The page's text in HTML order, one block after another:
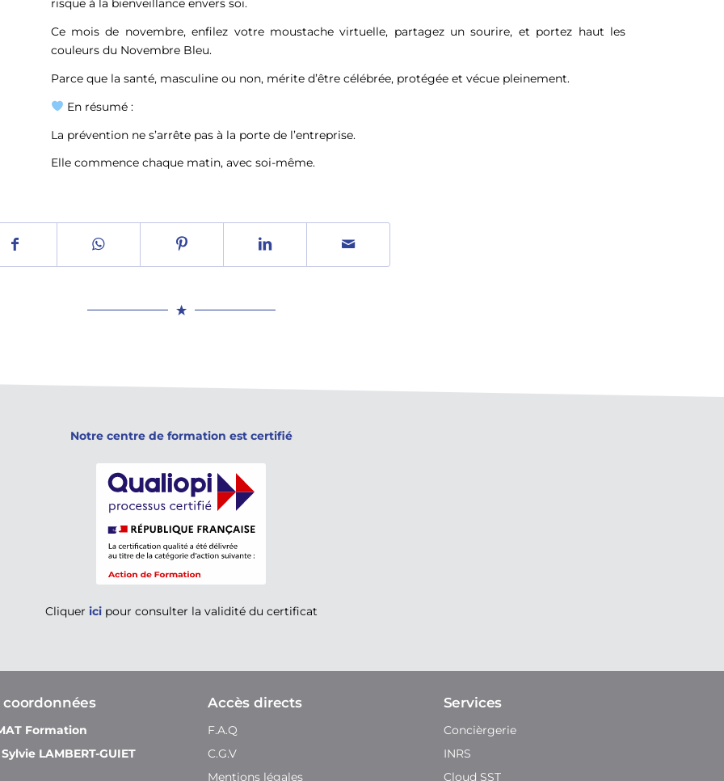
risque à la bienveillance envers soi.
Ce mois de novembre, enfilez votre moustache virtuelle, partagez un sourire, et portez haut les
couleurs du Novembre Bleu.
Parce que la santé, masculine ou non, mérite d’être célébrée, protégée et vécue pleinement.
En résumé :
La prévention ne s’arrête pas à la porte de l’entreprise.
Elle commence chaque matin, avec soi-même.
Notre centre de formation est certifié
Cliquer icipour consulter la validité du certificat
coordonnées
Formation
Sylvie LAMBERT-GUIET
Accès directs
F.A.Q
C.G.V
Mentions légales
Services
Concièrgerie
INRS
Cloud SST